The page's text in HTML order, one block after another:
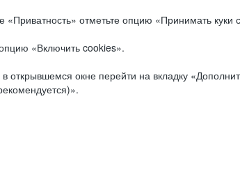
отметьте опцию «Принимать куки
«Включить cookies».
открывшемся окне перейти на вкладку